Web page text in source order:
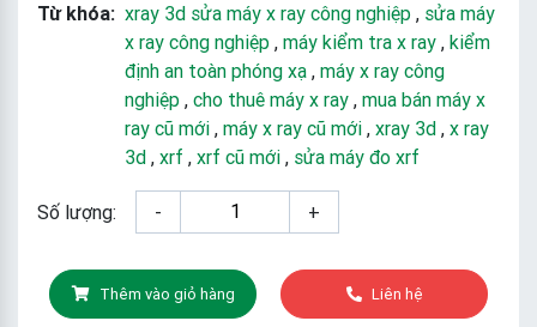
Từ khóa: xray 3d sửa máy x ray công nghiệp , sửa máy
x ray công nghiệp , máy kiểm tra x ray , kiểm
định an toàn phóng xạ , máy x ray công
nghiệp , cho thuê máy x ray , mua bán máy x
ray cũ mới , máy x ray cũ mới , xray 3d , x ray
3d , xrf , xrf cũ mới , sửa máy đo xrf
Số lượng: - +
Thêm vào giỏ hàng Liên hệ